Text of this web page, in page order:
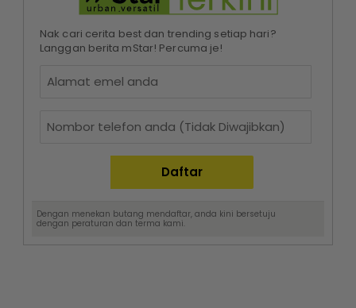
Nak cari cerita best dan trending setiap hari?
Langgan berita mStar! Percuma je!
Dengan menekan butang mendaftar, anda kini bersetuju
dengan peraturan dan terma kami.